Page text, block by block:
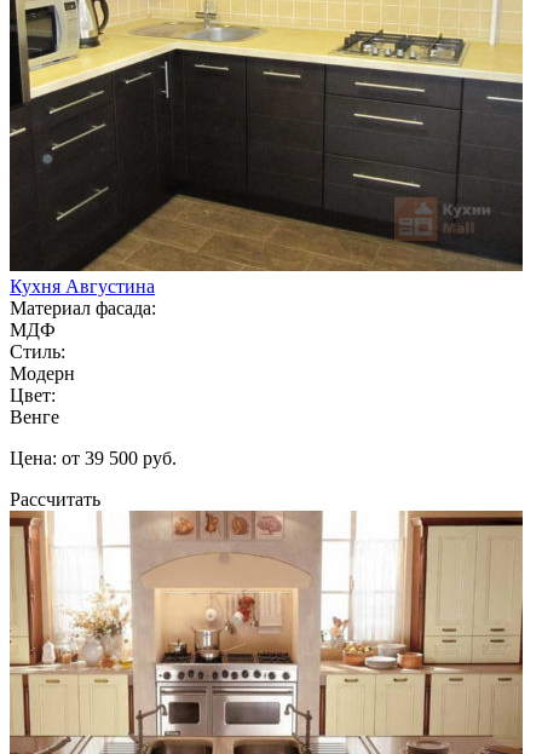
Кухня Августина
Материал фасада:
МДФ
Стиль:
Модерн
Цвет:
Венге
Цена: от 39 500 руб.
Рассчитать